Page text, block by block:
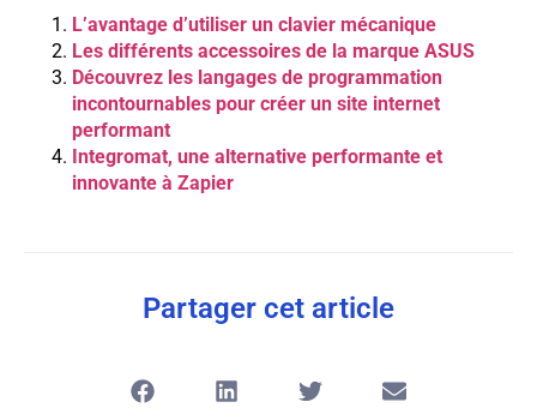
L’avantage d’utiliser un clavier mécanique
Les différents accessoires de la marque ASUS
Découvrez les langages de programmation
incontournables pour créer un site internet
performant
Integromat, une alternative performante et
innovante à Zapier
Partager cet article